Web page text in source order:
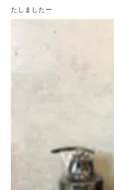
たしましたー